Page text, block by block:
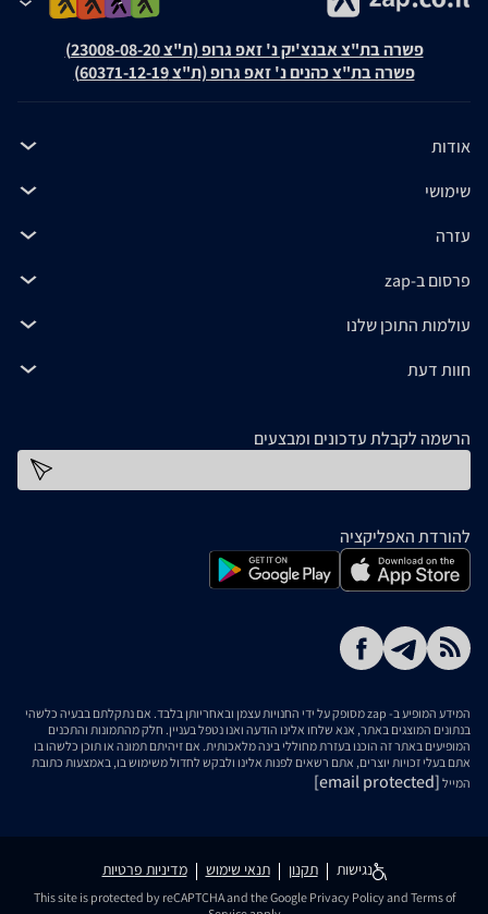
פשרה בת"צ אבנצ'יק נ' זאפ גרופ (ת"צ 23008-08-20)
פשרה בת"צ כהנים נ' זאפ גרופ (ת"צ 60371-12-19)
אודות
שימושי
עזרה
פרסום ב-zap
עולמות התוכן שלנו
חוות דעת
הרשמה לקבלת עדכונים ומבצעים
להורדת האפליקציה
המידע המופיע ב- zap מסופק על ידי החנויות עצמן ובאחריותן בלבד. אם נתקלתם בבעיה כלשהי
בנתונים המוצגים באתר, אנא שלחו אלינו הודעה ואנו נטפל בעניין. חלק מהתמונות והתכנים
המופיעים באתר זה הוכנו בעזרת מחוללי בינה מלאכותית. אם זיהיתם תמונה או תוכן כלשהו בו
אתם בעלי זכויות יוצרים, אתם רשאים לפנות אלינו ולבקש לחדול משימוש בו, באמצעות כתובת
המייל [email protected]
נגישות תקנון תנאי שימוש מדיניות פרטיות
This site is protected by reCAPTCHA and the Google Privacy Policyand Terms of